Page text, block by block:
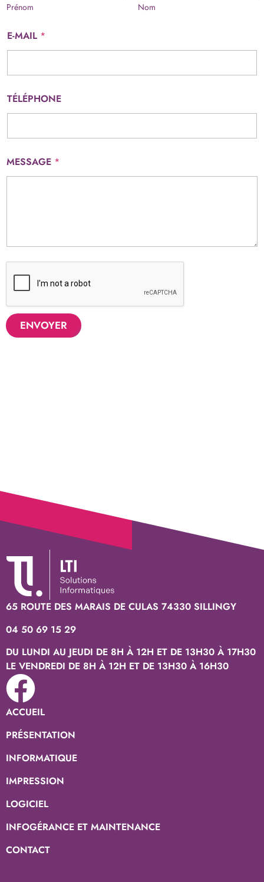
Prénom Nom
E-MAIL *
TÉLÉPHONE
MESSAGE *
ENVOYER
65 ROUTE DES MARAIS DE CULAS 74330 SILLINGY
04 50 69 15 29
DU LUNDI AU JEUDI DE 8H À 12H ET DE 13H30 À 17H30
LE VENDREDI DE 8H À 12H ET DE 13H30 À 16H30
ACCUEIL
PRÉSENTATION
INFORMATIQUE
IMPRESSION
LOGICIEL
INFOGÉRANCE ET MAINTENANCE
CONTACT